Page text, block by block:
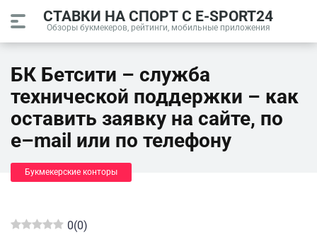
СТАВКИ НА СПОРТ С E-SPORT24
Обзоры букмекеров, рейтинги, мобильные приложения
БК Бетсити – служба
технической поддержки – как
оставить заявку на сайте, по
e–mail или по телефону
Букмекерские конторы
0(0)